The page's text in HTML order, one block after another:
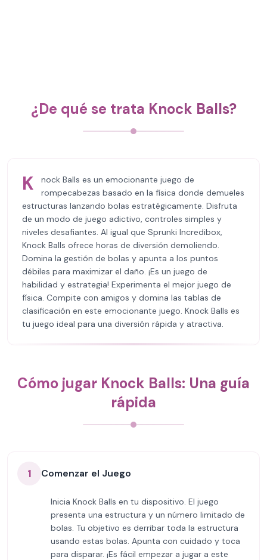
¿De qué se trata Knock Balls?
K
nock Balls es un emocionante juego de
rompecabezas basado en la física donde demueles
estructuras lanzando bolas estratégicamente. Disfruta
de un modo de juego adictivo, controles simples y
niveles desafiantes. Al igual que Sprunki Incredibox,
Knock Balls ofrece horas de diversión demoliendo.
Domina la gestión de bolas y apunta a los puntos
débiles para maximizar el daño. ¡Es un juego de
habilidad y estrategia! Experimenta el mejor juego de
física. Compite con amigos y domina las tablas de
clasificación en este emocionante juego. Knock Balls es
tu juego ideal para una diversión rápida y atractiva.
Cómo jugar Knock Balls: Una guía
rápida
1 Comenzar el Juego
Inicia Knock Balls en tu dispositivo. El juego
presenta una estructura y un número limitado de
bolas. Tu objetivo es derribar toda la estructura
usando estas bolas. Apunta con cuidado y toca
para disparar. ¡Es fácil empezar a jugar a este